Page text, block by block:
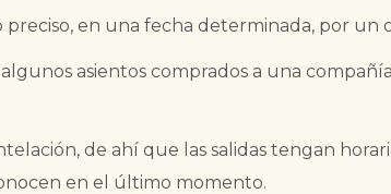
en una fecha determinada, por un
asientos comprados a una
de ahí que las salidas tengan
en el último momento.